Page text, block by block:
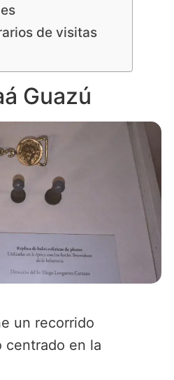
de visitas
Guazú
un recorrido
centrado en la